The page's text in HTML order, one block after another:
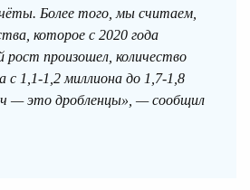
Более того, мы считаем,
которое с 2020 года
рост произошел, количество
с 1,1-1,2 миллиона до 1,7-1,8
— это дробленцы», — сообщил